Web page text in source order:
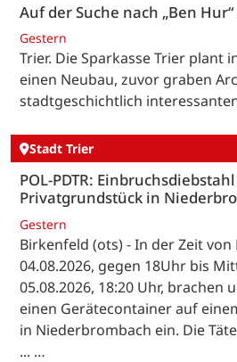
Auf der Suche nach „Ben
Gestern
Trier. Die Sparkasse Trier plant
einen Neubau, zuvor graben
stadtgeschichtlich
Stadt Trier
POL-PDTR:
Privatgrundstück in
Gestern
Birkenfeld (ots) - In der Zeit von
04.08.2026, gegen 18Uhr bis
05.08.2026, 18:20 Uhr, brachen
einen Gerätecontainer auf
in Niederbrombach ein. Die
... …